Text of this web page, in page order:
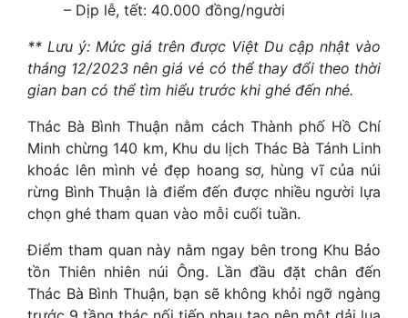
– Dịp lễ, tết: 40.000 đồng/người
** Lưu ý: Mức giá trên được Việt Du cập nhật vào
tháng 12/2023 nên giá vé có thể thay đổi theo thời
gian ban có thể tìm hiểu trước khi ghé đến nhé.
Thác Bà Bình Thuận nằm cách Thành phố Hồ Chí
Minh chừng 140 km, Khu du lịch Thác Bà Tánh Linh
khoác lên mình vẻ đẹp hoang sơ, hùng vĩ của núi
rừng Bình Thuận là điểm đến được nhiều người lựa
chọn ghé tham quan vào mỗi cuối tuần.
Điểm tham quan này nằm ngay bên trong Khu Bảo
tồn Thiên nhiên núi Ông. Lần đầu đặt chân đến
Thác Bà Bình Thuận, bạn sẽ không khỏi ngỡ ngàng